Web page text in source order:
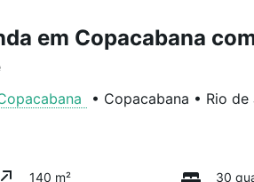
em Copacabana
• Copacabana • Rio de
140 m² 30